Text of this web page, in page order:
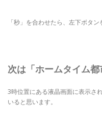
「秒」を合わせたら、左下ボタ
次は「ホームタイム都
3時位置にある液晶画面に表示さ
いると思います。